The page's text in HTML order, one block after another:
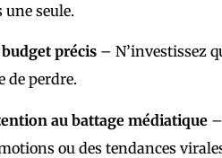
seule.
précis – N’investissez
de perdre.
au battage médiatique
ou des tendances